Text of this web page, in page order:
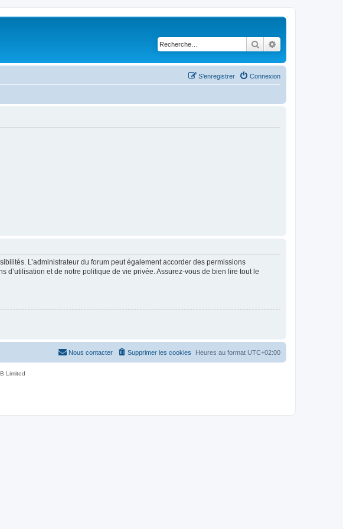
Rechercher
Connexion
S’enregistrer
L’administrateur du forum peut également accorder des permissions
d’utilisation et de notre politique de vie privée. Assurez-vous de bien lire tout le
Heures au format UTC+02:00
Supprimer les cookies
Nous contacter
Limited